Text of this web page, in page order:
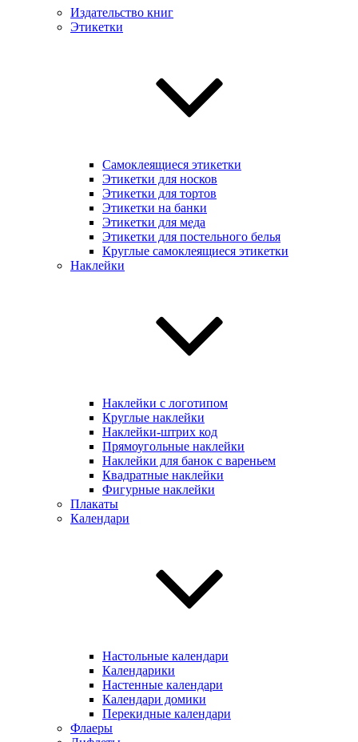
Издательство книг
Этикетки
Самоклеящиеся этикетки
Этикетки для носков
Этикетки для тортов
Этикетки на банки
Этикетки для меда
Этикетки для постельного белья
Круглые самоклеящиеся этикетки
Наклейки
Наклейки с логотипом
Круглые наклейки
Наклейки-штрих код
Прямоугольные наклейки
Наклейки для банок с вареньем
Квадратные наклейки
Фигурные наклейки
Плакаты
Календари
Настольные календари
Календарики
Настенные календари
Календари домики
Перекидные календари
Флаеры